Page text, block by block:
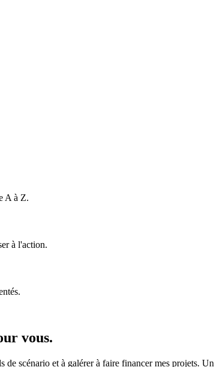
A à Z.
à l'action.
vous.
de scénario et à galérer à faire financer mes projets.